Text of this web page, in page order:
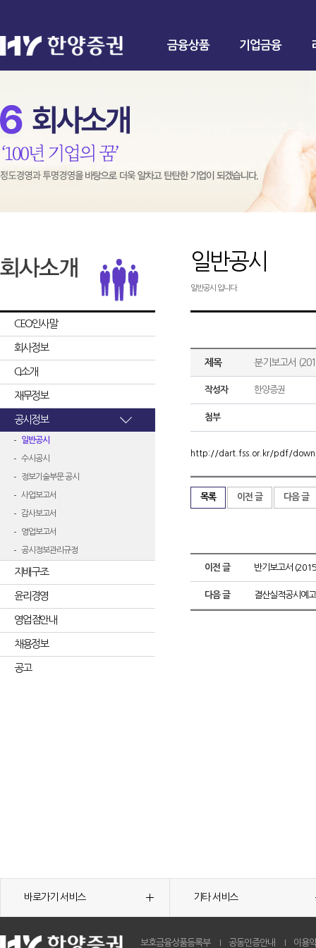
금융상품 기업금융
CEO인사말
회사정보
CI소개
재무정보
공시정보
일반공시
수시공시
정보기술부문 공시
사업보고서
감사보고서
영업보고서
공시정보관리규정
지배구조
윤리경영
영업점안내
채용정보
공고
일반공시
일반공시 입니다.
제목 분기보고서
작성자 한양증권
첨부
http://dart.fss.or.kr/pdf/
목록 이전 글 다음 글
이전 글 반기보고서
다음 글 결산실적공시예
바로가기 서비스 기타 서비스
보호금융상품등록부 공동인증안내 이용